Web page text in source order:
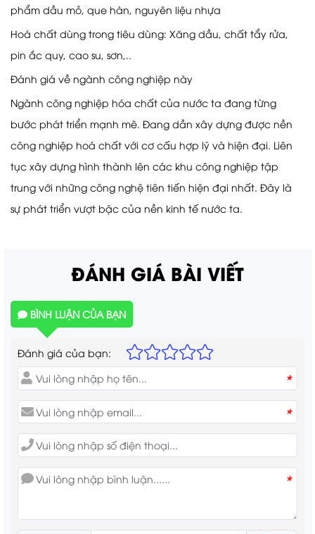
phẩm dầu mỏ, que hàn, nguyên liệu nhựa
Hoá chất dùng trong tiêu dùng: Xăng dầu, chất tẩy rửa,
pin ắc quy, cao su, sơn,..
Đánh giá về ngành công nghiệp này
Ngành công nghiệp hóa chất của nước ta đang từng
bước phát triển mạnh mẽ. Đang dần xây dựng được nền
công nghiệp hoá chất với cơ cấu hợp lý và hiện đại. Liên
tục xây dựng hình thành lên các khu công nghiệp tập
trung với những công nghệ tiên tiến hiện đại nhất. Đây là
sự phát triển vượt bậc của nền kinh tế nước ta.
ĐÁNH GIÁ BÀI VIẾT
BÌNH LUẬN CỦA BẠN
Đánh giá của bạn:
*
*
*